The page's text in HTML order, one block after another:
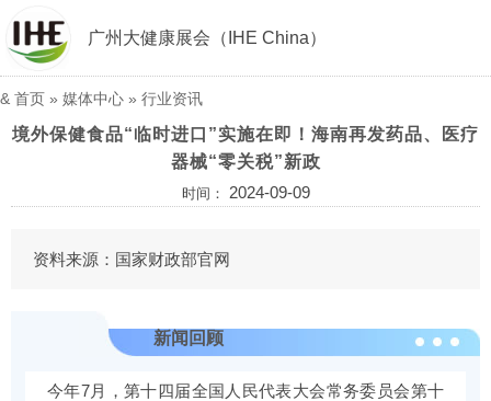
广州大健康展会（IHE China）
& 首页 » 媒体中心 » 行业资讯
境外保健食品“临时进口”实施在即！海南再发药品、医疗
器械“零关税”新政
时间： 2024-09-09
资料来源：国家财政部官网
新闻回顾
今年7月，第十四届全国人民代表大会常务委员会第十